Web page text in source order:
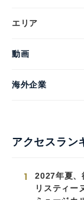
エリア
動画
海外企業
アクセスラン
1
2027年夏、
リスティー